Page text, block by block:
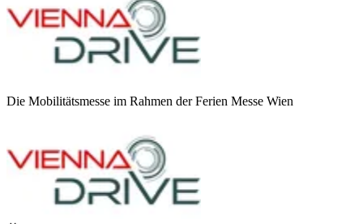
Die Mobilitätsmesse im Rahmen der Ferien Messe Wien